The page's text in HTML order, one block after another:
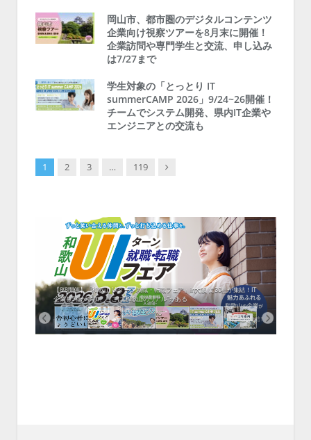
岡山市、都市圏のデジタルコンテンツ
企業向け視察ツアーを8月末に開催！
企業訪問や専門学生と交流、申し込み
は7/27まで
学生対象の「とっとり IT
summerCAMP 2026」9/24~26開催！
チームでシステム開発、県内IT企業や
エンジニアとの交流も
1 2 3 … 119 Next
【8/8開催】「和歌山 UIターン就職・転職フェア」in大阪 に30社が集結！IT
企業も5社が参加、ここに“和歌山のリアル”がある